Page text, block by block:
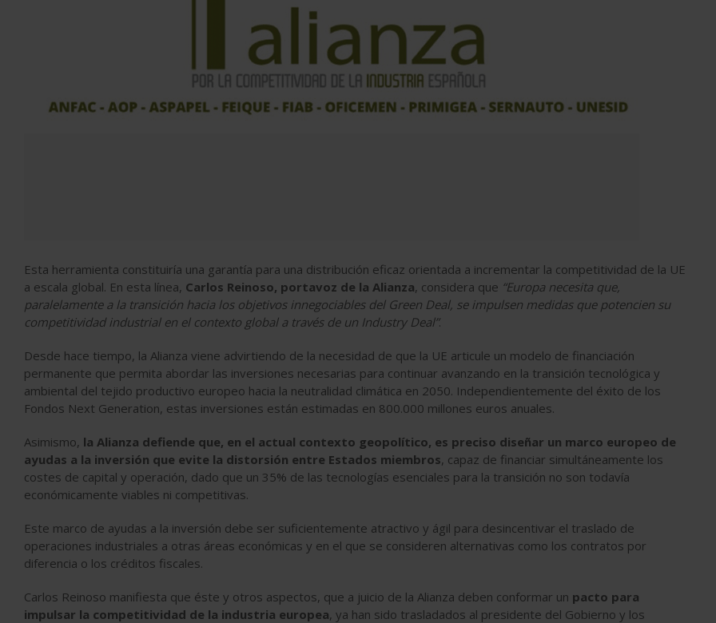
Esta herramienta constituiría una garantía para una distribución eficaz orientada a incrementar la competitividad de la UE
a escala global. En esta línea, Carlos Reinoso, portavoz de la Alianza, considera que “Europa necesita que,
paralelamente a la transición hacia los objetivos innegociables del Green Deal, se impulsen medidas que potencien su
competitividad industrial en el contexto global a través de un Industry Deal”.
Desde hace tiempo, la Alianza viene advirtiendo de la necesidad de que la UE articule un modelo de financiación
permanente que permita abordar las inversiones necesarias para continuar avanzando en la transición tecnológica y
ambiental del tejido productivo europeo hacia la neutralidad climática en 2050. Independientemente del éxito de los
Fondos Next Generation, estas inversiones están estimadas en 800.000 millones euros anuales.
Asimismo, la Alianza defiende que, en el actual contexto geopolítico, es preciso diseñar un marco europeo de
ayudas a la inversión que evite la distorsión entre Estados miembros, capaz de financiar simultáneamente los
costes de capital y operación, dado que un 35% de las tecnologías esenciales para la transición no son todavía
económicamente viables ni competitivas.
Este marco de ayudas a la inversión debe ser suficientemente atractivo y ágil para desincentivar el traslado de
operaciones industriales a otras áreas económicas y en el que se consideren alternativas como los contratos por
diferencia o los créditos fiscales.
Carlos Reinoso manifiesta que éste y otros aspectos, que a juicio de la Alianza deben conformar un pacto para
impulsar la competitividad de la industria europea, ya han sido trasladados al presidente del Gobierno y los